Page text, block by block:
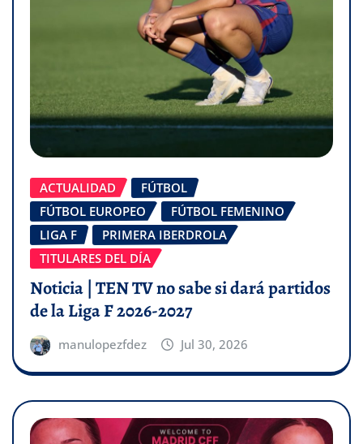
ACTUALIDAD
FÚTBOL
FÚTBOL EUROPEO
FÚTBOL FEMENINO
LIGA F
PRIMERA IBERDROLA
TITULARES DEL DÍA
Noticia | TEN TV no sabe si dará partidos
de la Liga F 2026-2027
manulopezfdez Jul 30, 2026